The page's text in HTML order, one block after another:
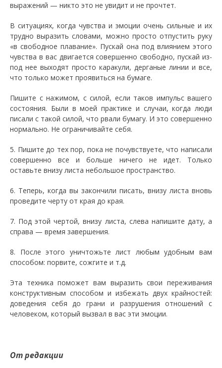
выражений — никто это не увидит и не прочтет.
В ситуациях, когда чувства и эмоции очень сильные и их
трудно выразить словами, можно просто отпустить руку
«в свободное плавание». Пускай она под влиянием этого
чувства в вас двигается совершенно свободно, пускай из-
под нее выходят просто каракули, дерганые линии и все,
что только может проявиться на бумаге.
Пишите с нажимом, с силой, если таков импульс вашего
состояния. Были в моей практике и случаи, когда люди
писали с такой силой, что рвали бумагу. И это совершенно
нормально. Не ограничивайте себя.
5. Пишите до тех пор, пока не почувствуете, что написали
совершенно все и больше ничего не идет. Только
оставьте внизу листа небольшое пространство.
6. Теперь, когда вы закончили писать, внизу листа вновь
проведите черту от края до края.
7. Под этой чертой, внизу листа, слева напишите дату, а
справа — время завершения.
8. После этого уничтожьте лист любым удобным вам
способом: порвите, сожгите и т.д.
Эта техника поможет вам выразить свои переживания
конструктивным способом и избежать двух крайностей:
доведения себя до грани и разрушения отношений с
человеком, который вызвал в вас эти эмоции.
От редакции